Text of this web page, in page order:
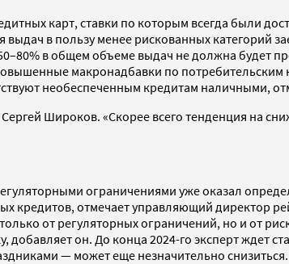
карт, ставки по которым всегда были
выдач в пользу менее рискованных категорий
в общем объеме выдач не должна будет
макронадбавки по
необеспеченным кредитам наличными,
Широков. «Скорее всего тенденция на
ограничениями уже оказал
кредитов, отмечает управляющий директор
от регуляторных ограничений, но и от
он. До конца 2024-го эксперт ждет
— может еще незначительно снизиться.